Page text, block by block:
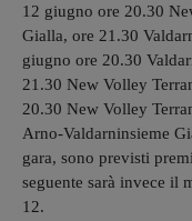
12 giugno ore 20.30
Gialla, ore 21.30
giugno ore 20.30
21.30 New Volley
20.30 New Volley
Arno-Valdarninsieme
gara, sono previsti
seguente sarà invece il
12.